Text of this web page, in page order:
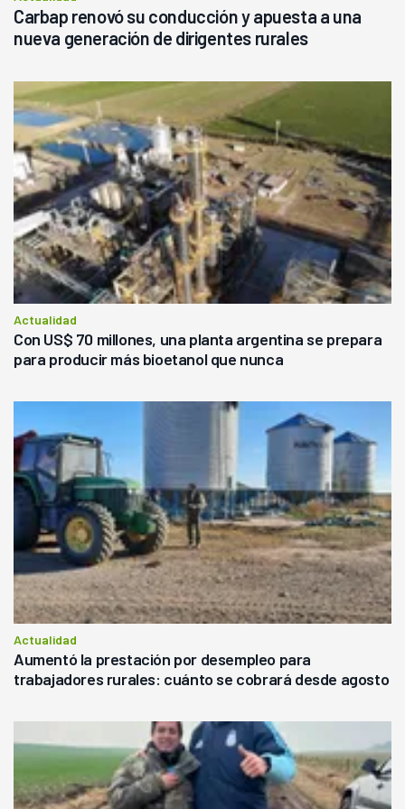
Carbap renovó su conducción y apuesta a una
nueva generación de dirigentes rurales
Actualidad
Con US$ 70 millones, una planta argentina se prepara
para producir más bioetanol que nunca
Actualidad
Aumentó la prestación por desempleo para
trabajadores rurales: cuánto se cobrará desde agosto